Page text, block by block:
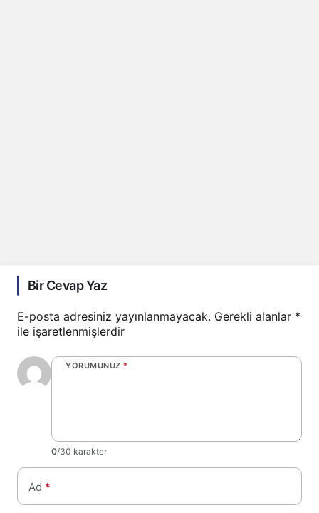
Bir Cevap Yaz
E-posta adresiniz yayınlanmayacak. Gerekli alanlar *
ile işaretlenmişlerdir
YORUMUNUZ *
0/30 karakter
Ad *